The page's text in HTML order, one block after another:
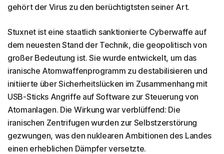
gehört der Virus zu den berüchtigtsten seiner Art.
Stuxnet ist eine staatlich sanktionierte Cyberwaffe auf
dem neuesten Stand der Technik, die geopolitisch von
großer Bedeutung ist. Sie wurde entwickelt, um das
iranische Atomwaffenprogramm zu destabilisieren und
initiierte über Sicherheitslücken im Zusammenhang mit
USB-Sticks Angriffe auf Software zur Steuerung von
Atomanlagen. Die Wirkung war verblüffend: Die
iranischen Zentrifugen wurden zur Selbstzerstörung
gezwungen, was den nuklearen Ambitionen des Landes
einen erheblichen Dämpfer versetzte.